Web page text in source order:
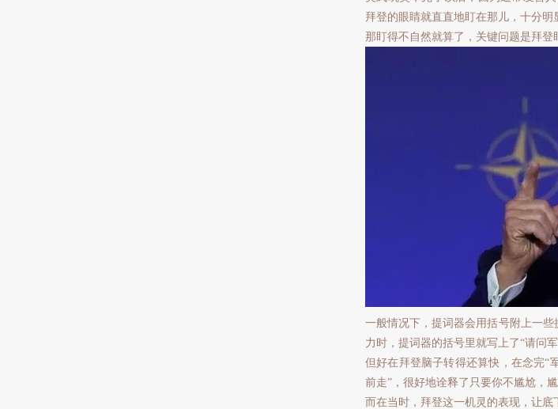
拜登的眼睛就直直地盯在那儿，十分明
那盯得不自然就算了，关键问题是拜登
一般情况下，提词器会用括号附上一
力时，提词器的括号里就写上了“请问
但好在拜登脑子转得还算快，在念完“
前走”，很好地诠释了只要你不尴尬，尴
而在当时，拜登这一机灵的表现，让底